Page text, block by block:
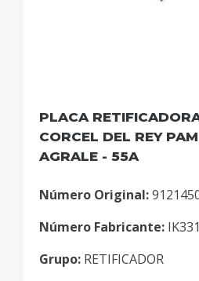
PLACA
CORCEL DEL REY
AGRALE - 55A
Número Original:
Número Fabricante:
Grupo: RETIFICADOR